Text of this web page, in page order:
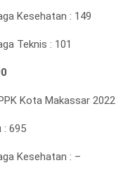
Kesehatan : 149
Teknis : 101
Kota Makassar 2022
: 695
Kesehatan : –